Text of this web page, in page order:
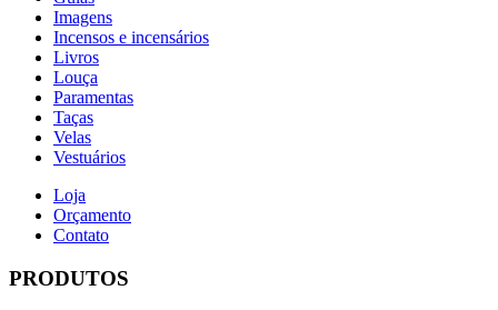
Imagens
Incensos e incensários
Livros
Louça
Paramentas
Taças
Velas
Vestuários
Loja
Orçamento
Contato
PRODUTOS